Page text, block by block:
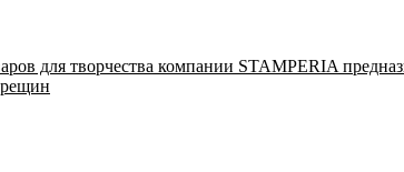
для творчества компании STAMPERIA